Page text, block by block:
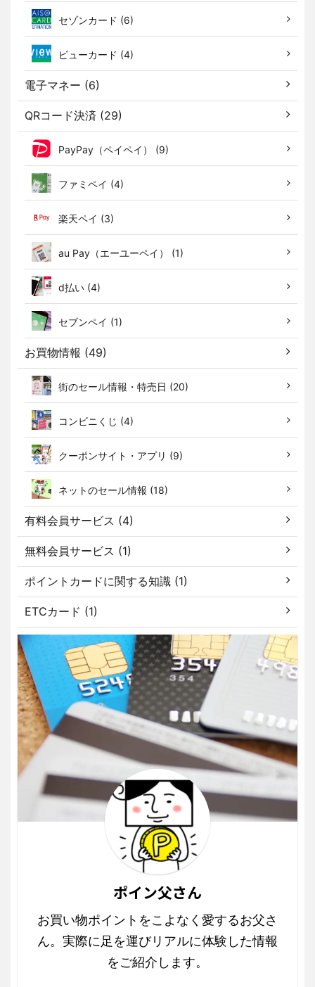
セゾンカード (6)
ビューカード (4)
電子マネー (6)
QRコード決済 (29)
PayPay（ペイペイ） (9)
ファミペイ (4)
楽天ペイ (3)
au Pay（エーユーペイ） (1)
d払い (4)
セブンペイ (1)
お買物情報 (49)
街のセール情報・特売日 (20)
コンビニくじ (4)
クーポンサイト・アプリ (9)
ネットのセール情報 (18)
有料会員サービス (4)
無料会員サービス (1)
ポイントカードに関する知識 (1)
ETCカード (1)
ポイン父さん
お買い物ポイントをこよなく愛するお父さ
ん。実際に足を運びリアルに体験した情報
をご紹介します。